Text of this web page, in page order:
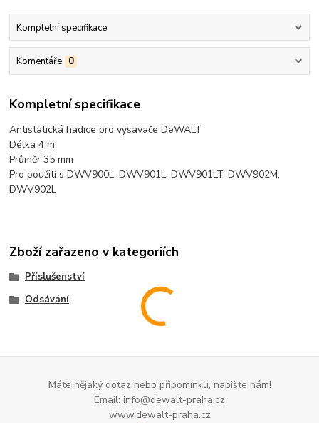
Kompletní specifikace
Komentáře 0
Kompletní specifikace
Antistatická hadice pro vysavače DeWALT
Délka 4 m
Průměr 35 mm
Pro použití s DWV900L, DWV901L, DWV901LT, DWV902M,
DWV902L
Zboží zařazeno v kategoriích
Příslušenství
Odsávání
Máte nějaký dotaz nebo připomínku, napište nám!
Email: info@dewalt-praha.cz
www.dewalt-praha.cz